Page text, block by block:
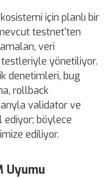
için planlı bir
testnet'ten
veri
testleriyle yönetiliyor.
denetimleri, bug
rollback
validator ve
ediyor; böylece
ediliyor.
Uyumu